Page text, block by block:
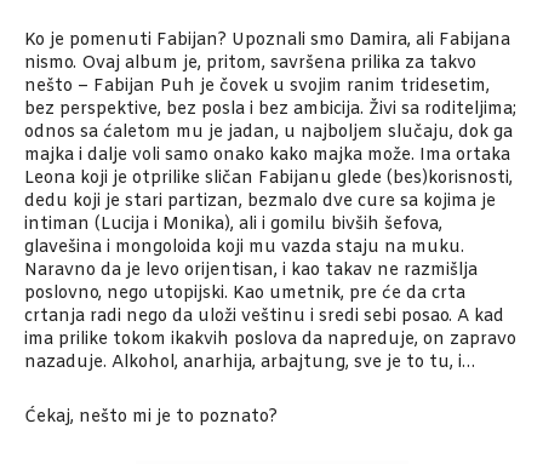
Ko je pomenuti Fabijan? Upoznali smo Damira, ali Fabijana
nismo. Ovaj album je, pritom, savršena prilika za takvo
nešto – Fabijan Puh je čovek u svojim ranim tridesetim,
bez perspektive, bez posla i bez ambicija. Živi sa roditeljima;
odnos sa ćaletom mu je jadan, u najboljem slučaju, dok ga
majka i dalje voli samo onako kako majka može. Ima ortaka
Leona koji je otprilike sličan Fabijanu glede (bes)korisnosti,
dedu koji je stari partizan, bezmalo dve cure sa kojima je
intiman (Lucija i Monika), ali i gomilu bivših šefova,
glavešina i mongoloida koji mu vazda staju na muku.
Naravno da je levo orijentisan, i kao takav ne razmišlja
poslovno, nego utopijski. Kao umetnik, pre će da crta
crtanja radi nego da uloži veštinu i sredi sebi posao. A kad
ima prilike tokom ikakvih poslova da napreduje, on zapravo
nazaduje. Alkohol, anarhija, arbajtung, sve je to tu, i…
Ćekaj, nešto mi je to poznato?